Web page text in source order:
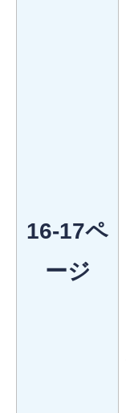
16-17ペ
ージ